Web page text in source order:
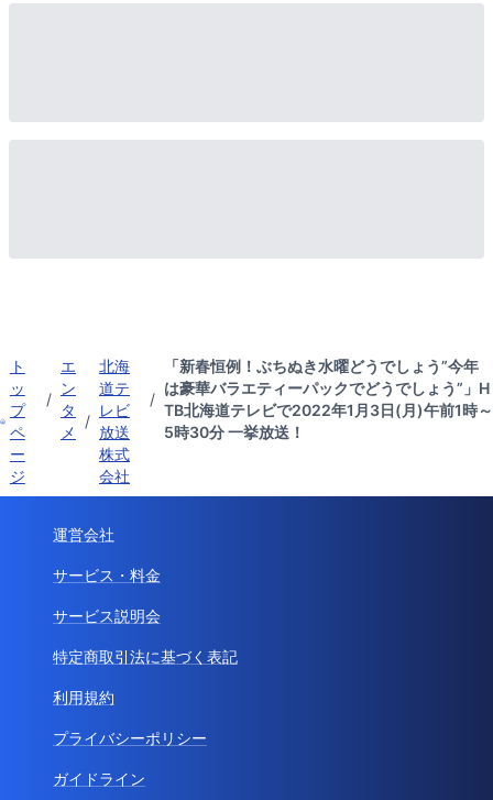
ト
ッ
プ
ペ
ー
ジ
/
エ
ン
タ
メ
/
北海
道テ
レビ
放送
株式
会社
/
「新春恒例！ぶちぬき水曜どうでしょう”今年
は豪華バラエティーパックでどうでしょう”」H
TB北海道テレビで2022年1月3日(月)午前1時～
5時30分 一挙放送！
運営会社
サービス・料金
サービス説明会
特定商取引法に基づく表記
利用規約
プライバシーポリシー
ガイドライン